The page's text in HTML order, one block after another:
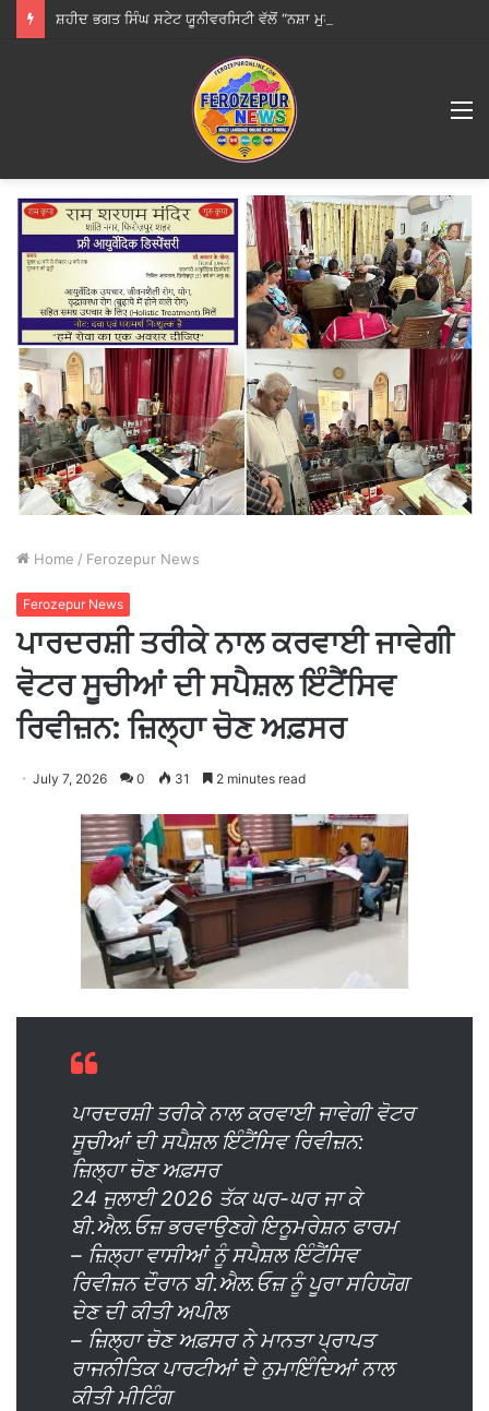
Home / Ferozepur News
Ferozepur News
ਪਾਰਦਰਸ਼ੀ ਤਰੀਕੇ ਨਾਲ ਕਰਵਾਈ ਜਾਵੇਗੀ
ਵੋਟਰ ਸੂਚੀਆਂ ਦੀ ਸਪੈਸ਼ਲ ਇੰਟੈਂਸਿਵ
ਰਿਵੀਜ਼ਨ: ਜ਼ਿਲ੍ਹਾ ਚੋਣ ਅਫ਼ਸਰ
July 7, 2026 0 31 2 minutes read
ਪਾਰਦਰਸ਼ੀ ਤਰੀਕੇ ਨਾਲ ਕਰਵਾਈ ਜਾਵੇਗੀ ਵੋਟਰ
ਸੂਚੀਆਂ ਦੀ ਸਪੈਸ਼ਲ ਇੰਟੈਂਸਿਵ ਰਿਵੀਜ਼ਨ:
ਜ਼ਿਲ੍ਹਾ ਚੋਣ ਅਫ਼ਸਰ
24 ਜੁਲਾਈ 2026 ਤੱਕ ਘਰ-ਘਰ ਜਾ ਕੇ
ਬੀ.ਐਲ.ਓਜ਼ ਭਰਵਾਉਣਗੇ ਇਨੂਮਰੇਸ਼ਨ ਫਾਰਮ
– ਜ਼ਿਲ੍ਹਾ ਵਾਸੀਆਂ ਨੂੰ ਸਪੈਸ਼ਲ ਇੰਟੈਂਸਿਵ
ਰਿਵੀਜ਼ਨ ਦੌਰਾਨ ਬੀ.ਐਲ.ਓਜ਼ ਨੂੰ ਪੂਰਾ ਸਹਿਯੋਗ
ਦੇਣ ਦੀ ਕੀਤੀ ਅਪੀਲ
– ਜ਼ਿਲ੍ਹਾ ਚੋਣ ਅਫ਼ਸਰ ਨੇ ਮਾਨਤਾ ਪ੍ਰਾਪਤ
ਰਾਜਨੀਤਿਕ ਪਾਰਟੀਆਂ ਦੇ ਨੁਮਾਇੰਦਿਆਂ ਨਾਲ
ਕੀਤੀ ਮੀਟਿੰਗ